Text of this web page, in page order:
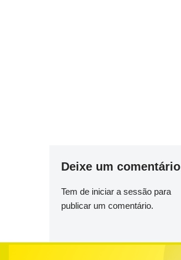
Deixe um comentário
Tem de iniciar a sessão para
publicar um comentário.